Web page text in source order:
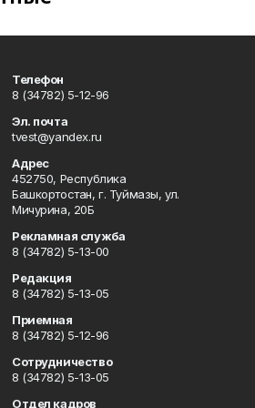
Телефон
8 (34782) 5-12-96
Эл. почта
tvest@yandex.ru
Адрес
452750, Республика
Башкортостан, г. Туймазы, ул.
Мичурина, 20Б
Рекламная служба
8 (34782) 5-13-00
Редакция
8 (34782) 5-13-05
Приемная
8 (34782) 5-12-96
Сотрудничество
8 (34782) 5-13-05
Отдел кадров